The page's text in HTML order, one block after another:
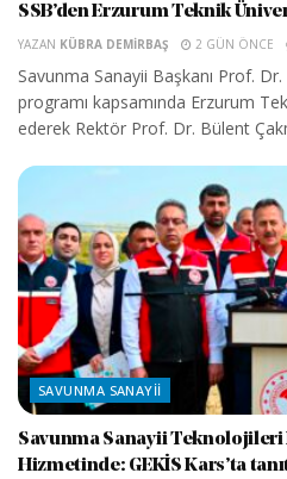
SSB’den Erzurum Teknik
YAZAN KÜBRA DEMIRBAŞ 2 GÜN ÖNCE
Savunma Sanayii Başkanı Prof.
programı kapsamında Erzurum
ederek Rektör Prof. Dr. Bülent
SAVUNMA SANAYII
Savunma Sanayii Teknolojileri
Hizmetinde: GEKİS Kars’ta